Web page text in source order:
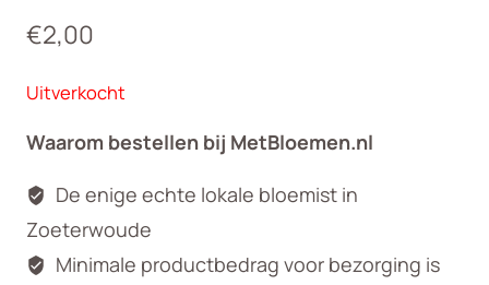
€2,00
Uitverkocht
Waarom bestellen bij MetBloemen.nl
De enige echte lokale bloemist in
Zoeterwoude
Minimale productbedrag voor bezorging is